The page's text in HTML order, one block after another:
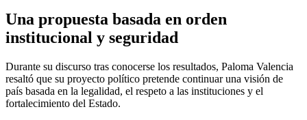
Una propuesta basada en orden
institucional y seguridad
Durante su discurso tras conocerse los resultados, Paloma Valencia
resaltó que su proyecto político pretende continuar una visión de
país basada en la legalidad, el respeto a las instituciones y el
fortalecimiento del Estado.